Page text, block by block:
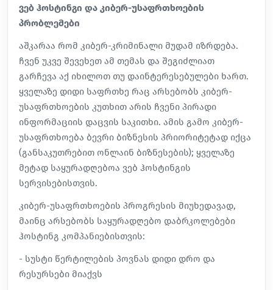
ვებ ჰოსტინგი და კიბერ-უსაფრთხოების
პრობლემები
აშკარაა რომ კიბერ-კრიმინალი მუდამ იზრდება.
ჩვენ უკვე შევეხეთ ამ თემას და შეგიძლიათ
გარჩევა აქ იხილოთ თუ დაინტერესებულები ხართ.
ყველაზე დიდი საფრთხე რაც არსებობს კიბერ-
უსაფრთხოების კუთხით არის ჩვენი პირადი
ინფორმაციის დაცვის საკითხი. ამის გამო კიბერ-
უსაფრთხოება ბევრი ბიზნესის პრიორიტეტად იქცა
(განსაკუთრებით ონლაინ ბიზნესების); ყველაზე
მეტად საყურადღებოა ვებ ჰოსტინგის
სერვისებისთვის.
კიბერ-უსაფრთხოების პროგრესის მიუხედავად,
მაინც არსებობს საყურადღებო დაბრკოლებები
ჰოსტინგ კომპანიებისთვის:
- სუსტი წერტილების პოვნას დიდი დრო და
რესურსები მიაქვს